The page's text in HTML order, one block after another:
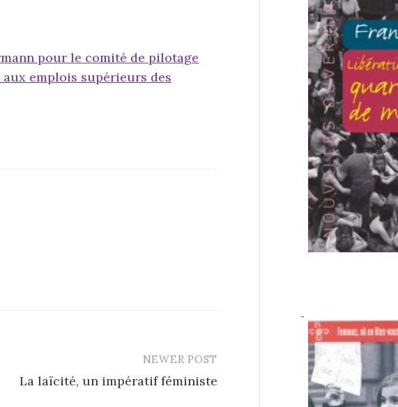
pour le comité de pilotage
aux emplois supérieurs des
NEWER POST
La laïcité, un impératif féministe